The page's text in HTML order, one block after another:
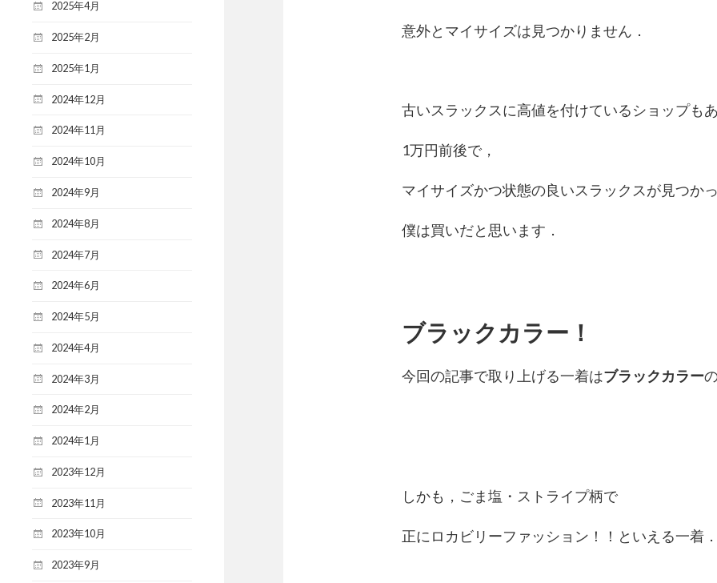
2025年4月
2025年2月
2025年1月
2024年12月
2024年11月
2024年10月
2024年9月
2024年8月
2024年7月
2024年6月
2024年5月
2024年4月
2024年3月
2024年2月
2024年1月
2023年12月
2023年11月
2023年10月
2023年9月
意外とマイサイズは見つかりません．
古いスラックスに高値を付けているショップも
1万円前後で，
マイサイズかつ状態の良いスラックスが見つか
僕は買いだと思います．
ブラックカラー！
今回の記事で取り上げる一着はブラックカラー
しかも，ごま塩・ストライプ柄で
正にロカビリーファッション！！といえる一着